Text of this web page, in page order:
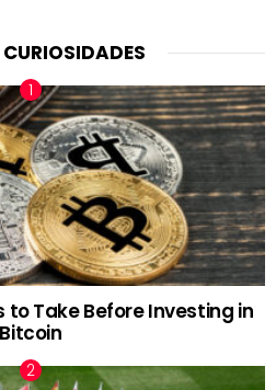
to Take Before Investing in
Bitcoin